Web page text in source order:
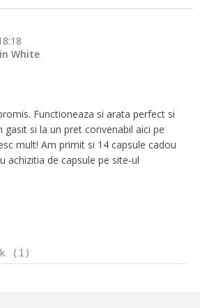
White
Functioneaza si arata perfect si
si la un pret convenabil aici pe
mult! Am primit si 14 capsule cadou
achizitia de capsule pe site-ul
(1)